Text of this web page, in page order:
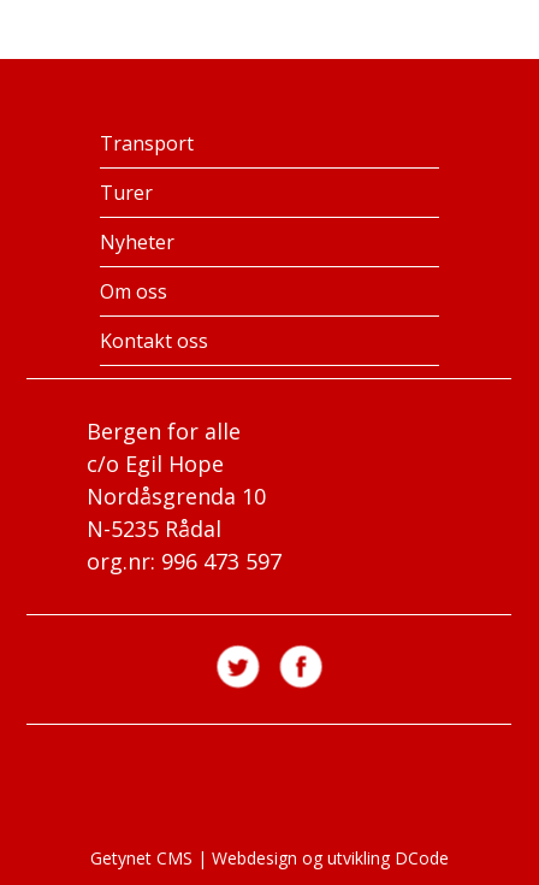
Bergen for alle
c/o Egil Hope
Nordåsgrenda 10
N-5235 Rådal
org.nr: 996 473 597
Transport
Turer
Nyheter
Om oss
Kontakt oss
Getynet CMS | Webdesign og utvikling DCode